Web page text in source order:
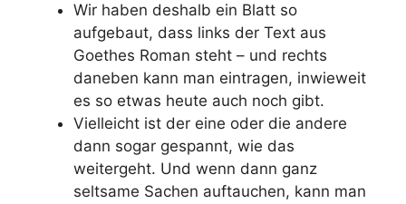
Wir haben deshalb ein Blatt so
aufgebaut, dass links der Text aus
Goethes Roman steht – und rechts
daneben kann man eintragen, inwieweit
es so etwas heute auch noch gibt.
Vielleicht ist der eine oder die andere
dann sogar gespannt, wie das
weitergeht. Und wenn dann ganz
seltsame Sachen auftauchen, kann man